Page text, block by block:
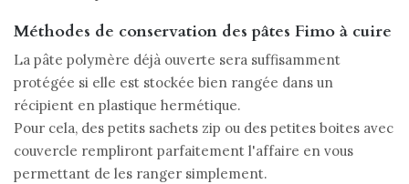
Méthodes de conservation des pâtes Fimo à cuire
La pâte polymère déjà ouverte sera suffisamment
protégée si elle est stockée bien rangée dans un
récipient en plastique hermétique.
Pour cela, des petits sachets zip ou des petites boites avec
couvercle rempliront parfaitement l'affaire en vous
permettant de les ranger simplement.